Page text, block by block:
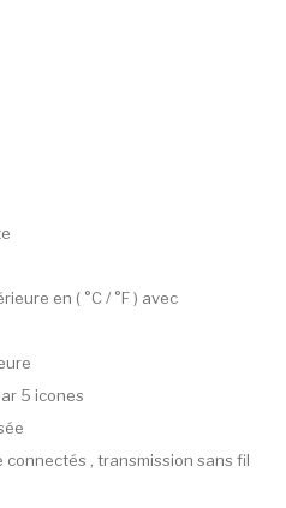
en ( °C / °F ) avec
5 icones
, transmission sans fil